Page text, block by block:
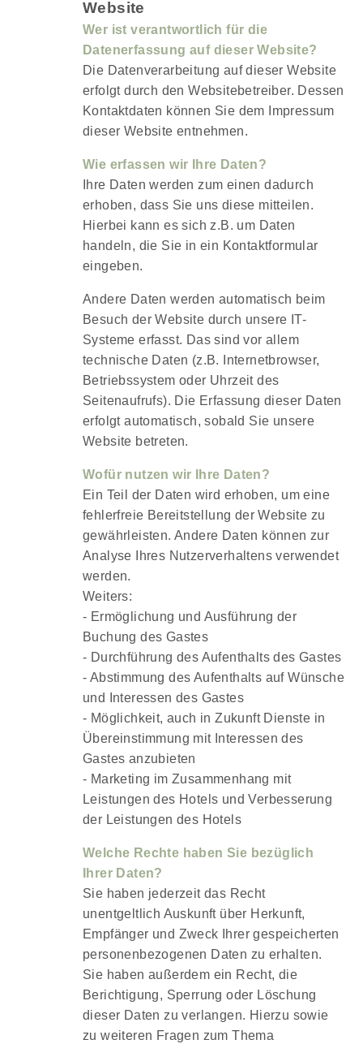
Website
Wer ist verantwortlich für die
Datenerfassung auf dieser Website?
Die Datenverarbeitung auf dieser Website
erfolgt durch den Websitebetreiber. Dessen
Kontaktdaten können Sie dem Impressum
dieser Website entnehmen.
Wie erfassen wir Ihre Daten?
Ihre Daten werden zum einen dadurch
erhoben, dass Sie uns diese mitteilen.
Hierbei kann es sich z.B. um Daten
handeln, die Sie in ein Kontaktformular
eingeben.
Andere Daten werden automatisch beim
Besuch der Website durch unsere IT-
Systeme erfasst. Das sind vor allem
technische Daten (z.B. Internetbrowser,
Betriebssystem oder Uhrzeit des
Seitenaufrufs). Die Erfassung dieser Daten
erfolgt automatisch, sobald Sie unsere
Website betreten.
Wofür nutzen wir Ihre Daten?
Ein Teil der Daten wird erhoben, um eine
fehlerfreie Bereitstellung der Website zu
gewährleisten. Andere Daten können zur
Analyse Ihres Nutzerverhaltens verwendet
werden.
Weiters:
- Ermöglichung und Ausführung der
Buchung des Gastes
- Durchführung des Aufenthalts des Gastes
- Abstimmung des Aufenthalts auf Wünsche
und Interessen des Gastes
- Möglichkeit, auch in Zukunft Dienste in
Übereinstimmung mit Interessen des
Gastes anzubieten
- Marketing im Zusammenhang mit
Leistungen des Hotels und Verbesserung
der Leistungen des Hotels
Welche Rechte haben Sie bezüglich
Ihrer Daten?
Sie haben jederzeit das Recht
unentgeltlich Auskunft über Herkunft,
Empfänger und Zweck Ihrer gespeicherten
personenbezogenen Daten zu erhalten.
Sie haben außerdem ein Recht, die
Berichtigung, Sperrung oder Löschung
dieser Daten zu verlangen. Hierzu sowie
zu weiteren Fragen zum Thema